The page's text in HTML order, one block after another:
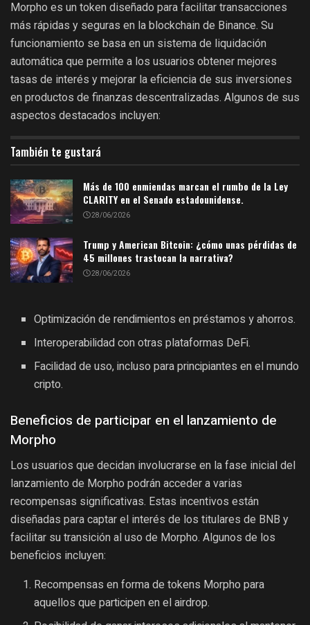
Morpho es un token diseñado para facilitar transacciones
más rápidas y seguras en la blockchain de Binance. Su
funcionamiento se basa en un sistema de liquidación
automática que permite a los usuarios obtener mejores
tasas de interés y mejorar la eficiencia de sus inversiones
en productos de finanzas descentralizadas. Algunos de sus
aspectos destacados incluyen:
También te gustará
Más de 100 enmiendas marcan el rumbo de la Ley
CLARITY en el Senado estadounidense.
28/06/2026
Trump y American Bitcoin: ¿cómo unas pérdidas de
45 millones trastocan la narrativa?
28/06/2026
Optimización de rendimientos en préstamos y ahorros.
Interoperabilidad con otras plataformas DeFi.
Facilidad de uso, incluso para principiantes en el mundo
cripto.
Beneficios de participar en el lanzamiento de
Morpho
Los usuarios que decidan involucrarse en la fase inicial del
lanzamiento de Morpho podrán acceder a varias
recompensas significativas. Estas incentivos están
diseñadas para captar el interés de los titulares de BNB y
facilitar su transición al uso de Morpho. Algunos de los
beneficios incluyen:
Recompensas en forma de tokens Morpho para
aquellos que participen en el airdrop.